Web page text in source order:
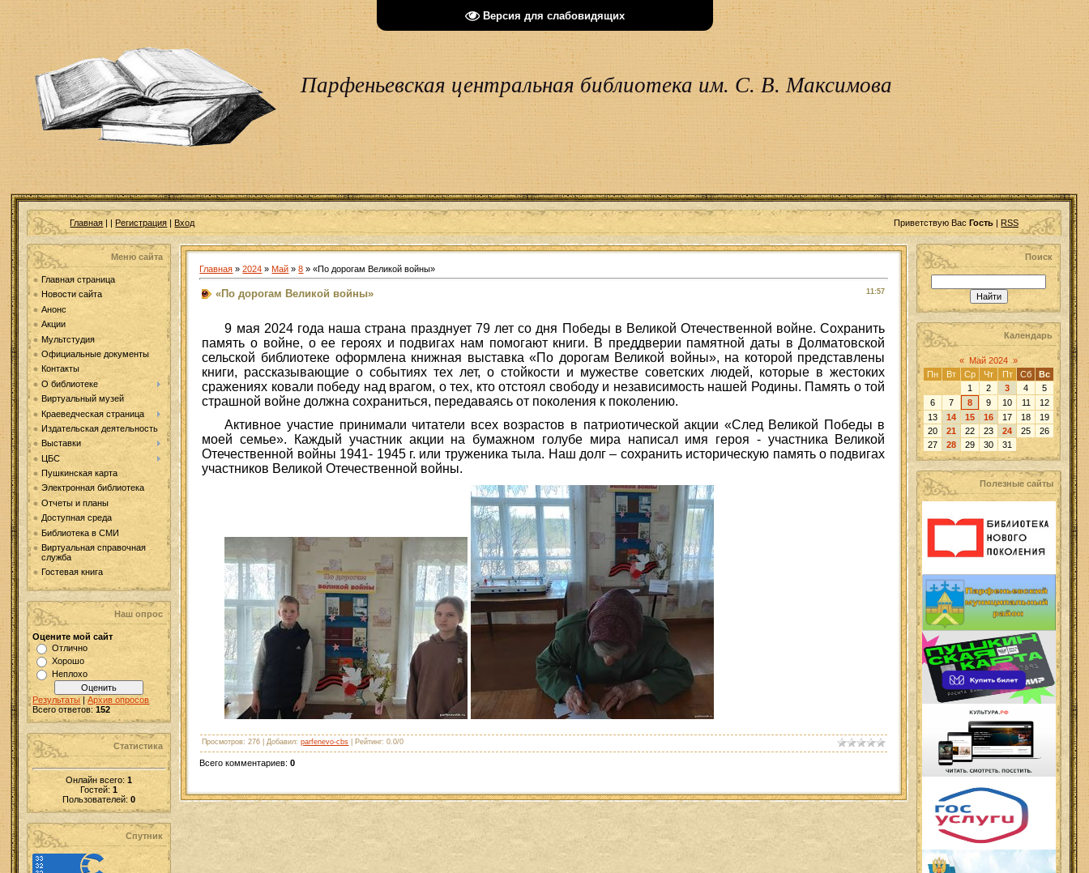
Версия для слабовидящих
Парфеньевская центральная библиотека им. С. В. Максимова
Главная | |Регистрация |Вход Приветствую Вас Гость | RSS
Меню сайта
Главная страница
Новости сайта
Анонс
Акции
Мультстудия
Официальные документы
Контакты
О библиотеке
Виртуальный музей
Краеведческая страница
Издательская деятельность
Выставки
ЦБС
Пушкинская карта
Электронная библиотека
Отчеты и планы
Доступная среда
Библиотека в СМИ
Виртуальная справочная
служба
Гостевая книга
Наш опрос
Оцените мой сайт
Отлично
Хорошо
Неплохо
Результаты |Архив опросов
Всего ответов:152
Статистика
Онлайн всего:1
Гостей:1
Пользователей:0
Спутник
Главная »2024 » Май » 8 » «По дорогам Великой войны»
11:57
«По дорогам Великой войны»
9 мая 2024 года наша страна празднует 79 лет со дня Победы в Великой Отечественной войне. Сохранить
память о войне, о ее героях и подвигах нам помогают книги. В преддверии памятной даты в Долматовской
сельской библиотеке оформлена книжная выставка «По дорогам Великой войны», на которой представлены
книги, рассказывающие о событиях тех лет, о стойкости и мужестве советских людей, которые в жестоких
сражениях ковали победу над врагом, о тех, кто отстоял свободу и независимость нашей Родины. Память о той
страшной войне должна сохраниться, передаваясь от поколения к поколению.
Активное участие принимали читатели всех возрастов в патриотической акции «След Великой Победы в
моей семье».
Каждый участник акции на бумажном голубе мира написал имя героя - участника Великой
Отечественной войны 1941- 1945 г. или труженика тыла. Наш долг – сохранить историческую память о подвигах
участников Великой Отечественной войны.
Просмотров: 276 | Добавил:parfenevo-cbs Рейтинг:0.0/0
Всего комментариев:0
Поиск
Календарь
« Май 2024 »
Пн
Вт Ср Чт Пт Сб
Вс
1
2 3 4
5
6
7 8 9 10 11
12
13
14 15 16 17 18
19
20
21 22 23 24 25
26
27
28 29 30 31
Полезные сайты